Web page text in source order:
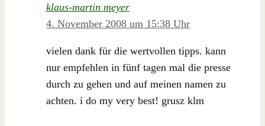
klaus-martin meyer
4. November 2008 um 15:38 Uhr
vielen dank für die wertvollen tipps. kann
nur empfehlen in fünf tagen mal die presse
durch zu gehen und auf meinen namen zu
achten. i do my very best! grusz klm